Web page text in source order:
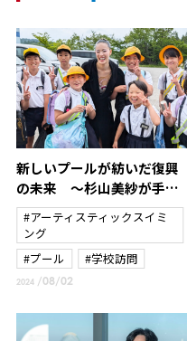
新しいプールが紡いだ復興
の未来 ～杉山美紗が手に
した新たな使命と笑顔の贈
り物～
#アーティスティックスイミ
ング
#プール
#学校訪問
2024 /08/02